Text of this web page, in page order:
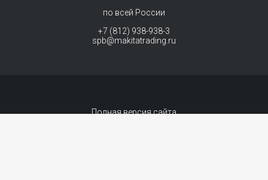
по всей России
+7 (812) 938-938-3
spb@makitatrading.ru
Полная версия сайта